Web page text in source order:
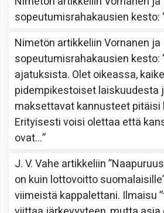
sopeutumisrahakausien kesto:
Nimetön artikkeliinVornanen ja
sopeutumisrahakausien kesto:
ajatuksista. Olet oikeassa,
pidempikestoiset laiskuudesta
maksettavat kannusteet pitäisi
Erityisesti voisi olettaa että
ovat…”
J. V. Vahe artikkeliin
on kuin lottovoitto
viimeistä kappalettani. Ilmaisu